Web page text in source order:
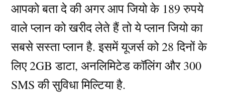
आपको बता दे की अगर आप जियो के 189 रुपये
वाले प्लान को खरीद लेते हैं तो ये प्लान जियो का
सबसे सस्ता प्लान है. इसमें यूजर्स को 28 दिनों के
लिए 2GB डाटा, अनलिमिटेड कॉलिंग और 300
SMS की सुविधा मिल्टिया है.